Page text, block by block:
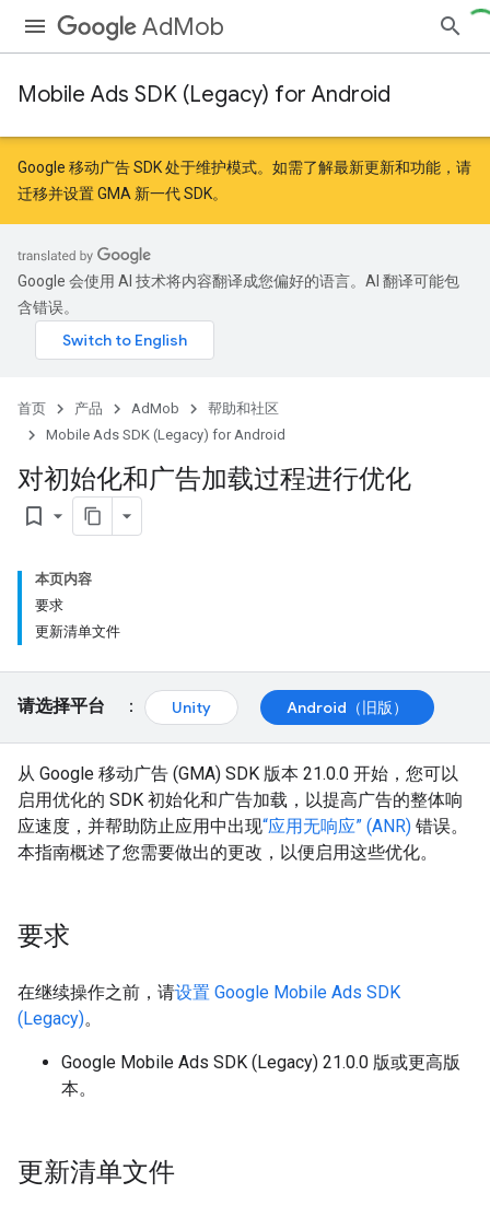
AdMob
Mobile Ads SDK (Legacy) for Android
Google 移动广告 SDK 处于维护模式。如需了解最新更新和功能，请
迁移并设置 GMA 新一代 SDK。
Google 会使用 AI 技术将内容翻译成您偏好的语言。AI 翻译可能包
含错误。
首页 产品 AdMob
帮助和社区
Mobile Ads SDK (Legacy) for Android
对初始化和广告加载过程进行优化
bookmark_border
本页内容
要求
更新清单文件
请选择平台 ： Unity Android（旧版）
从 Google 移动广告 (GMA) SDK 版本 21.0.0 开始，您可以
启用优化的 SDK 初始化和广告加载，以提高广告的整体响
应速度，并帮助防止应用中出现“应用无响应” (ANR) 错误。
本指南概述了您需要做出的更改，以便启用这些优化。
要求
在继续操作之前，请设置 Google Mobile Ads SDK
(Legacy)。
Google Mobile Ads SDK (Legacy) 21.0.0 版或更高版
本。
更新清单文件